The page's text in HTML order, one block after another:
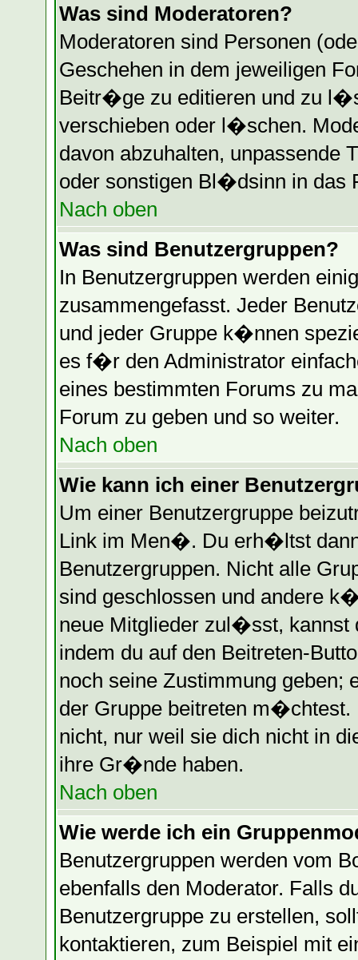
Was sind Moderatoren?
Moderatoren sind Personen
Geschehen in dem jeweiligen
Beitr�ge zu editieren und zu
verschieben oder l�schen.
davon abzuhalten, unpassende
oder sonstigen Bl�dsinn in das
Nach oben
Was sind Benutzergruppen?
In Benutzergruppen werden
zusammengefasst. Jeder
und jeder Gruppe k�nnen
es f�r den Administrator
eines bestimmten Forums zu
Forum zu geben und so weiter.
Nach oben
Wie kann ich einer
Um einer Benutzergruppe
Link im Men�. Du erh�ltst
Benutzergruppen. Nicht alle
sind geschlossen und andere
neue Mitglieder zul�sst, kannst
indem du auf den Beitreten-
noch seine Zustimmung
der Gruppe beitreten m�chtest.
nicht, nur weil sie dich nicht in
ihre Gr�nde haben.
Nach oben
Wie werde ich ein
Benutzergruppen werden vom
ebenfalls den Moderator. Falls
Benutzergruppe zu erstellen,
kontaktieren, zum Beispiel mit